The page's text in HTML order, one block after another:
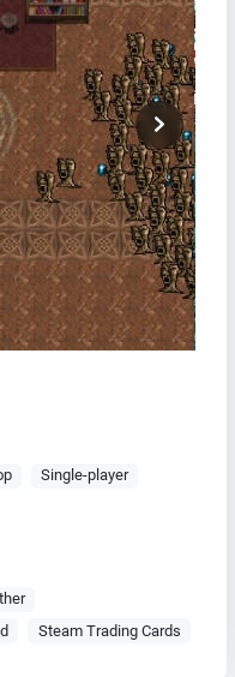
Single-player
Steam Trading Cards